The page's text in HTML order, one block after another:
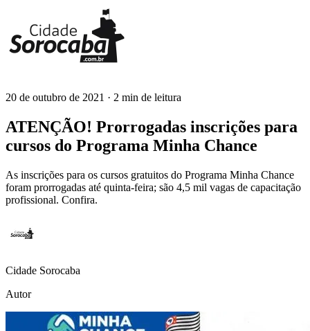
Cidade Sorocaba
20 de outubro de 2021 · 2 min de leitura
ATENÇÃO! Prorrogadas inscrições para
cursos do Programa Minha Chance
As inscrições para os cursos gratuitos do Programa Minha Chance
foram prorrogadas até quinta-feira; são 4,5 mil vagas de capacitação
profissional. Confira.
Cidade Sorocaba
Autor